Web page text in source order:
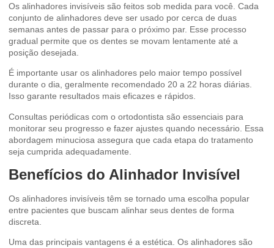
Os alinhadores invisíveis são feitos sob medida para você. Cada
conjunto de alinhadores deve ser usado por cerca de duas
semanas antes de passar para o próximo par. Esse processo
gradual permite que os dentes se movam lentamente até a
posição desejada.
É importante usar os alinhadores pelo maior tempo possível
durante o dia, geralmente recomendado 20 a 22 horas diárias.
Isso garante resultados mais eficazes e rápidos.
Consultas periódicas com o ortodontista são essenciais para
monitorar seu progresso e fazer ajustes quando necessário. Essa
abordagem minuciosa assegura que cada etapa do tratamento
seja cumprida adequadamente.
Benefícios do Alinhador Invisível
Os alinhadores invisíveis têm se tornado uma escolha popular
entre pacientes que buscam alinhar seus dentes de forma
discreta.
Uma das principais vantagens é a estética. Os alinhadores são